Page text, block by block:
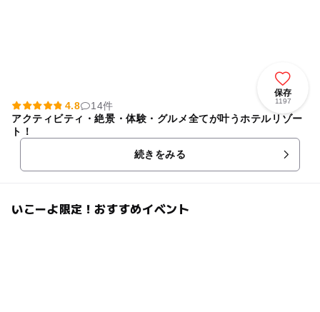
保存
1197
4.8
14件
アクティビティ・絶景・体験・グルメ全てが叶うホテルリゾー
ト！
続きをみる
いこーよ限定！おすすめイベント